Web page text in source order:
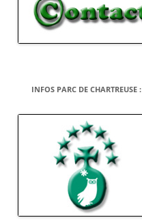
INFOS PARC DE CHARTREUSE :